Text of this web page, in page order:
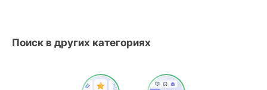
Поиск в других категориях